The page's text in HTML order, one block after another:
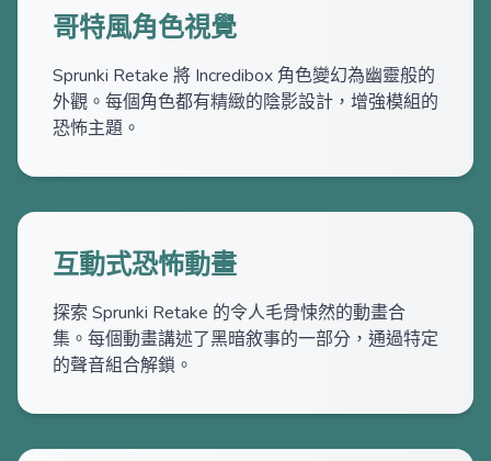
哥特風角色視覺
Sprunki Retake 將 Incredibox 角色變幻為幽靈般的
外觀。每個角色都有精緻的陰影設計，增強模組的
恐怖主題。
互動式恐怖動畫
探索 Sprunki Retake 的令人毛骨悚然的動畫合
集。每個動畫講述了黑暗敘事的一部分，通過特定
的聲音組合解鎖。